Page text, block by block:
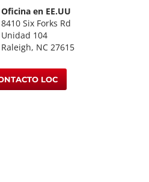
Oficina en EE.UU
8410 Six Forks Rd
Unidad 104
Raleigh, NC 27615
LOC